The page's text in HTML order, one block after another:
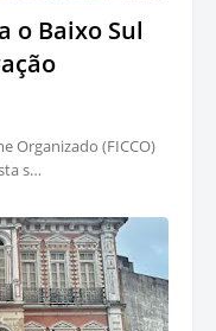
o Baixo Sul
Organizado (FICCO)
s…